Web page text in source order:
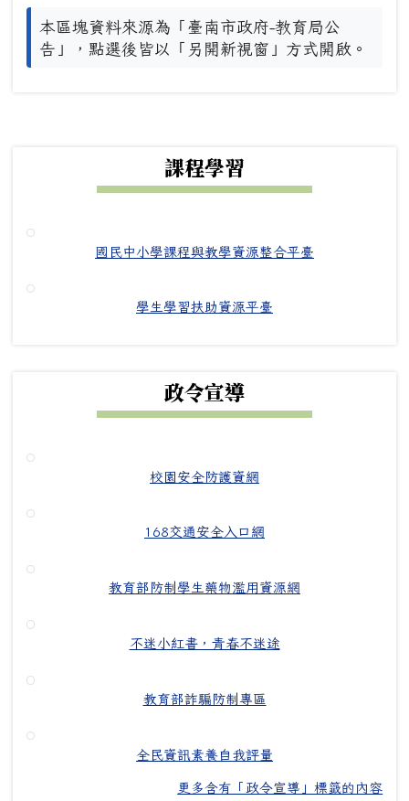
本區塊資料來源為「臺南市政府-教育局公
告」，點選後皆以「另開新視窗」方式開啟。
課程學習
國民中小學課程與教學資源整合平臺
學生學習扶助資源平臺
政令宣導
校園安全防護資網
168交通安全入口網
教育部防制學生藥物濫用資源網
不迷小紅書，青春不迷途
教育部詐騙防制專區
全民資訊素養自我評量
更多含有「政令宣導」標籤的內容